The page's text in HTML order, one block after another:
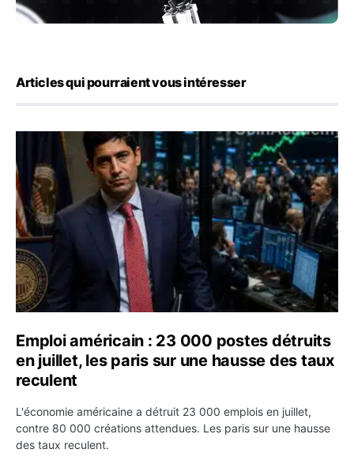
Articles qui pourraient vous intéresser
Emploi américain : 23 000 postes détruits en juillet, les
Emploi américain : 23 000 postes détruits
en juillet, les paris sur une hausse des taux
reculent
L'économie américaine a détruit 23 000 emplois en juillet,
contre 80 000 créations attendues. Les paris sur une hausse
des taux reculent.